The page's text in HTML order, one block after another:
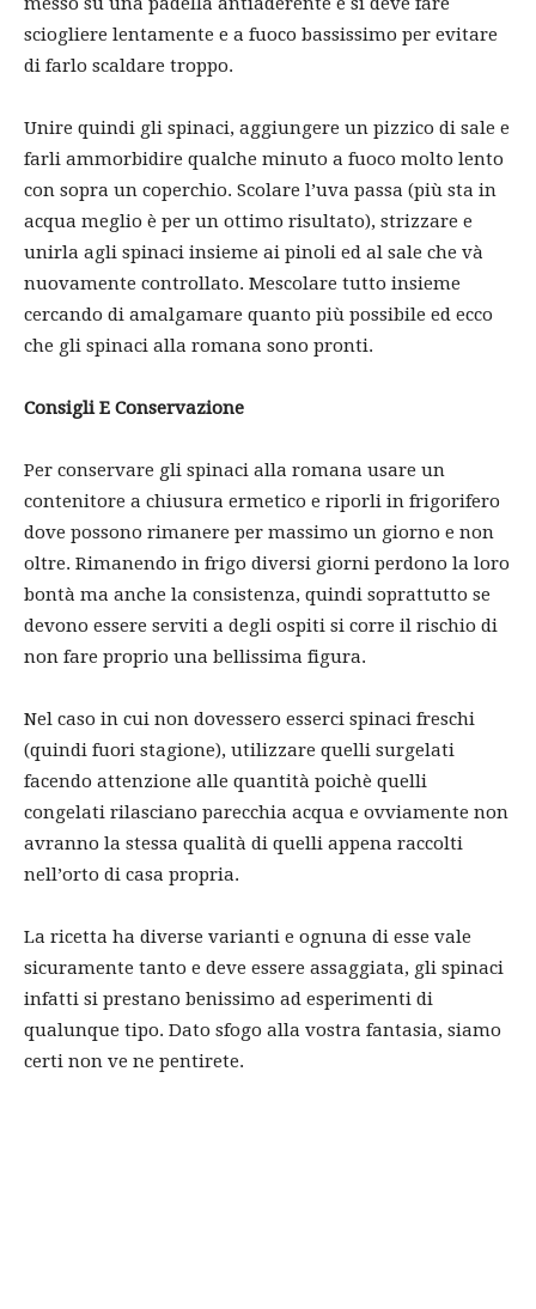
sciogliere lentamente e a fuoco bassissimo per evitare
di farlo scaldare troppo.
Unire quindi gli spinaci, aggiungere un pizzico di sale e
farli ammorbidire qualche minuto a fuoco molto lento
con sopra un coperchio. Scolare l’uva passa (più sta in
acqua meglio è per un ottimo risultato), strizzare e
unirla agli spinaci insieme ai pinoli ed al sale che và
nuovamente controllato. Mescolare tutto insieme
cercando di amalgamare quanto più possibile ed ecco
che gli spinaci alla romana sono pronti.
Consigli E Conservazione
Per conservare gli spinaci alla romana usare un
contenitore a chiusura ermetico e riporli in frigorifero
dove possono rimanere per massimo un giorno e non
oltre. Rimanendo in frigo diversi giorni perdono la loro
bontà ma anche la consistenza, quindi soprattutto se
devono essere serviti a degli ospiti si corre il rischio di
non fare proprio una bellissima figura.
Nel caso in cui non dovessero esserci spinaci freschi
(quindi fuori stagione), utilizzare quelli surgelati
facendo attenzione alle quantità poichè quelli
congelati rilasciano parecchia acqua e ovviamente non
avranno la stessa qualità di quelli appena raccolti
nell’orto di casa propria.
La ricetta ha diverse varianti e ognuna di esse vale
sicuramente tanto e deve essere assaggiata, gli spinaci
infatti si prestano benissimo ad esperimenti di
qualunque tipo. Dato sfogo alla vostra fantasia, siamo
certi non ve ne pentirete.